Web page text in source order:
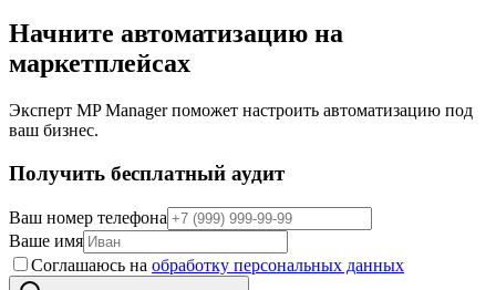
Начните автоматизацию на
маркетплейсах
Эксперт MP Manager поможет настроить автоматизацию под
ваш бизнес.
Получить бесплатный аудит
Ваш номер телефона
Ваше имя
Соглашаюсь на обработку персональных данных